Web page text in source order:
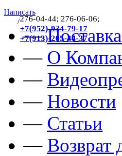
Написать
/276-04-44; 276-06-06;
+7(952)-934-79-17
+7(913)-205-44-37
—
— О
—
— Новости
— Статьи
— Возврат